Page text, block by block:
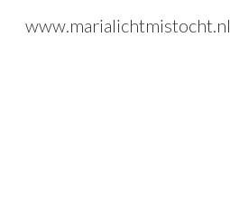
www.marialichtmistocht.nl